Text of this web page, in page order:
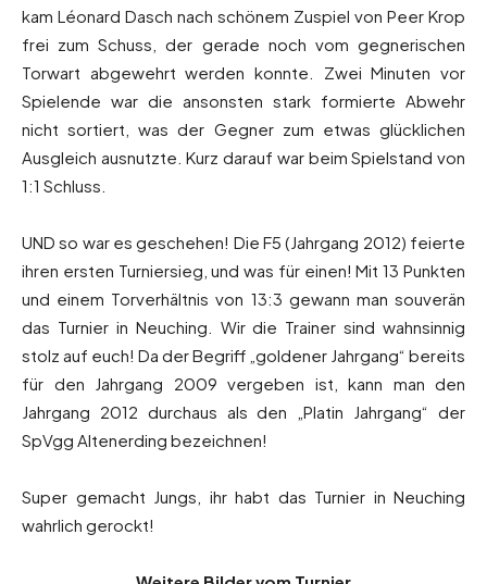
kam Léonard Dasch nach schönem Zuspiel von Peer Krop
frei zum Schuss, der gerade noch vom gegnerischen
Torwart abgewehrt werden konnte. Zwei Minuten vor
Spielende war die ansonsten stark formierte Abwehr
nicht sortiert, was der Gegner zum etwas glücklichen
Ausgleich ausnutzte. Kurz darauf war beim Spielstand von
1:1 Schluss.
UND so war es geschehen! Die F5 (Jahrgang 2012) feierte
ihren ersten Turniersieg, und was für einen! Mit 13 Punkten
und einem Torverhältnis von 13:3 gewann man souverän
das Turnier in Neuching. Wir die Trainer sind wahnsinnig
stolz auf euch! Da der Begriff „goldener Jahrgang“ bereits
für den Jahrgang 2009 vergeben ist, kann man den
Jahrgang 2012 durchaus als den „Platin Jahrgang“ der
SpVgg Altenerding bezeichnen!
Super gemacht Jungs, ihr habt das Turnier in Neuching
wahrlich gerockt!